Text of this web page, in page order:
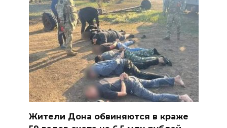
Жители Дона обвиняются в краже